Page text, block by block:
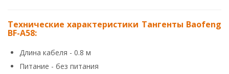
Технические характеристики Тангенты Baofeng
BF-A58:
Длина кабеля - 0.8 м
Питание - без питания